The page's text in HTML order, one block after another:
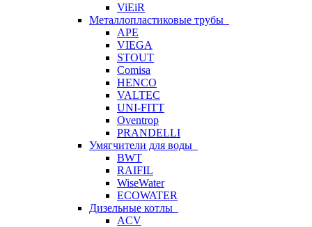
ViEiR
Металлопластиковые трубы
APE
VIEGA
STOUT
Comisa
HENCO
VALTEC
UNI-FITT
Oventrop
PRANDELLI
Умягчители для воды
BWT
RAIFIL
WiseWater
ECOWATER
Дизельные котлы
ACV